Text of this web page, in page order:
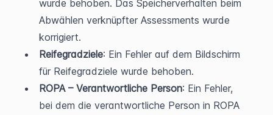
wurde behoben. Das Speicherverhalten beim
Abwählen verknüpfter Assessments wurde
korrigiert.
Reifegradziele: Ein Fehler auf dem Bildschirm
für Reifegradziele wurde behoben.
ROPA – Verantwortliche Person: Ein Fehler,
bei dem die verantwortliche Person in ROPA